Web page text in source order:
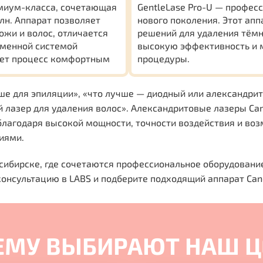
класса, сочетающая
Аппарат позволяет
и волос, отличается
системой
процесс комфортным
GentleLase Pro-U —
нового поколения. Этот
решений для удаления
высокую эффективность
процедуры.
для эпиляции», «что лучше — диодный или
для удаления волос». Александритовые лазеры
высокой мощности, точности воздействия и
где сочетаются профессиональное
в LABS и подберите подходящий аппарат
ВЫБИРАЮТ НАШ